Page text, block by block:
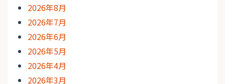
2026年8月
2026年7月
2026年6月
2026年5月
2026年4月
2026年3月